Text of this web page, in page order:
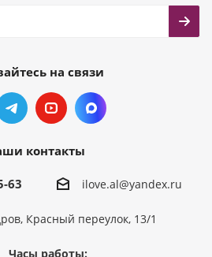
на связи
контакты
63 ilove.al@yandex.ru
Красный переулок, 13/1
Часы работы: